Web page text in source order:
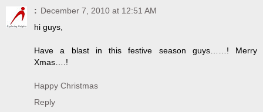
: December 7, 2010 at 12:51 AM
hi guys,
Have a blast in this festive season guys……! Merry
Xmas….!
Happy Christmas
Reply